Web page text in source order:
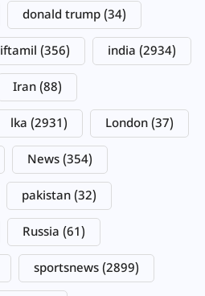
donald trump (34)
iftamil (356) india (2934)
Iran (88)
lka (2931) London (37)
News (354)
pakistan (32)
Russia (61)
sportsnews (2899)